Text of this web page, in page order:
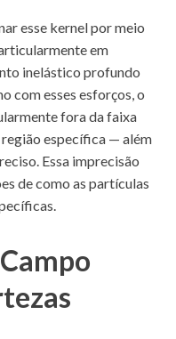
esse kernel por meio
em
inelástico profundo
com esses esforços, o
fora da faixa
região específica — além
Essa imprecisão
de como as partículas